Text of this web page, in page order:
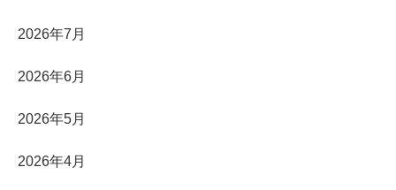
2026年7月
2026年6月
2026年5月
2026年4月